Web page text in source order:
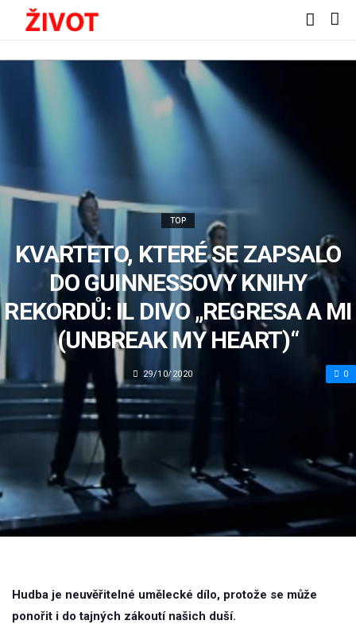
TOP
KVARTETO, KTERÉ SE ZAPSALO
DO GUINNESSOVY KNIHY
REKORDŮ: IL DIVO „REGRESA A MI
(UNBREAK MY HEART)“
29/10/2020 0
Hudba je neuvěřitelné umělecké dílo, protože se může
ponořit i do tajných zákoutí našich duší.